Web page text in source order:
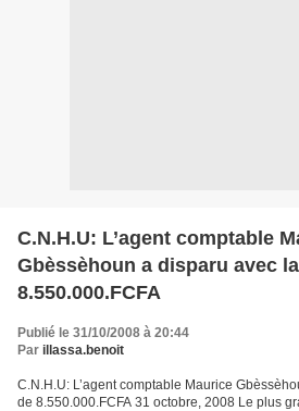
C.N.H.U: L’agent comptable
Gbèssèhoun a disparu avec
8.550.000.FCFA
Publié le 31/10/2008 à 20:44
Par illassa.benoit
C.N.H.U: L’agent comptable Maurice
de 8.550.000.FCFA 31 octobre, 2008 Le plus